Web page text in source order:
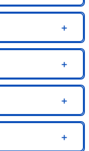
＋
＋
＋
＋